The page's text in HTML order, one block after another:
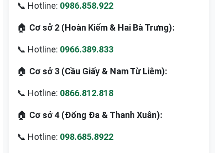
📞 Hotline: 0986.858.922
🏠 Cơ sở 2 (Hoàn Kiếm & Hai Bà Trưng):
📞 Hotline: 0966.389.833
🏠 Cơ sở 3 (Cầu Giấy & Nam Từ Liêm):
📞 Hotline: 0866.812.818
🏠 Cơ sở 4 (Đống Đa & Thanh Xuân):
📞 Hotline: 098.685.8922